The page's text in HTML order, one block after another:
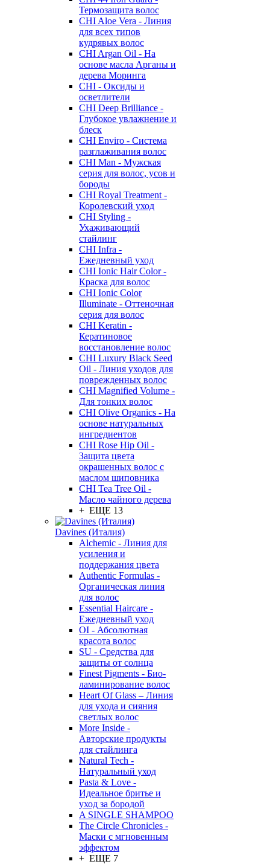
Термозащита волос
CHI Aloe Vera - Линия
для всех типов
кудрявых волос
CHI Argan Oil - На
основе масла Арганы и
дерева Моринга
CHI - Оксиды и
осветлители
CHI Deep Brilliance -
Глубокое увлажнение и
блеск
CHI Enviro - Система
разглаживания волос
CHI Man - Мужская
серия для волос, усов и
бороды
CHI Royal Treatment -
Королевский уход
CHI Styling -
Ухаживающий
стайлинг
CHI Infra -
Ежедневный уход
CHI Ionic Hair Color -
Краска для волос
CHI Ionic Color
Illuminate - Оттеночная
серия для волос
CHI Keratin -
Кератиновое
восстановление волос
CHI Luxury Black Seed
Oil - Линия уходов для
поврежденных волос
CHI Magnified Volume -
Для тонких волос
CHI Olive Organics - На
основе натуральных
ингредиентов
CHI Rose Hip Oil -
Защита цвета
окрашенных волос с
маслом шиповника
CHI Tea Tree Oil -
Масло чайного дерева
+ ЕЩЕ 13
Davines (Италия)
Alchemic - Линия для
усиления и
поддержания цвета
Authentic Formulas -
Органическая линия
для волос
Essential Haircare -
Eжедневный уход
OI - Абсолютная
красота волос
SU - Средства для
защиты от солнца
Finest Pigments - Био-
ламинирование волос
Heart Of Glass – Линия
для ухода и сияния
светлых волос
More Inside -
Авторские продукты
для стайлинга
Natural Tech -
Натуральный уход
Pasta & Love -
Идеальное бритье и
уход за бородой
A SINGLE SHAMPOO
The Circle Chronicles -
Маски с мгновенным
эффектом
+ ЕЩЕ 7